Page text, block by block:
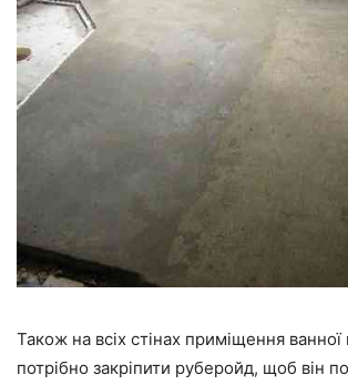
Також на всіх стінах приміщення ванної
потрібно закріпити руберойд, щоб він